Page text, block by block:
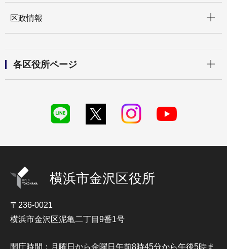
区政情報
各区役所ページ
横浜市金沢区役所
〒236-0021
横浜市金沢区泥亀二丁目9番1号
開庁時間：月曜日から金曜日午前8時45分から午後5時ま